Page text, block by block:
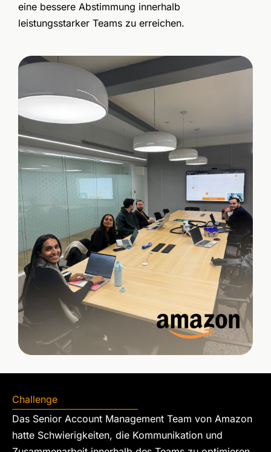
eine bessere Abstimmung innerhalb
leistungsstarker Teams zu erreichen.
Challenge
Das Senior Account Management Team von Amazon
hatte Schwierigkeiten, die Kommunikation und